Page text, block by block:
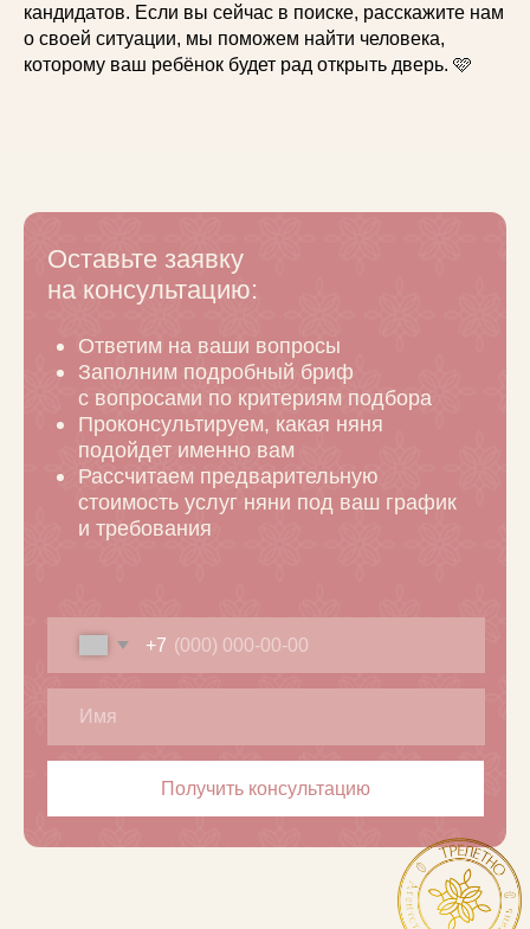
кандидатов. Если вы сейчас в поиске, расскажите нам
о своей ситуации, мы поможем найти человека,
которому ваш ребёнок будет рад открыть дверь. 🩷